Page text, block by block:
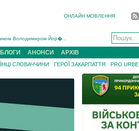
ОНЛАЙН МОВЛЕННЯ
у катув...
який два роки �...
Гербея (ФОТО)[/gree...
(ФОТО)...
13 людей (ФОТО)...
БЛОГИ АНОНСИ АРХІВ
СЛОВАЧЧИНИ ГЕРОЇ ЗАКАРПАТТЯ PRO URBE